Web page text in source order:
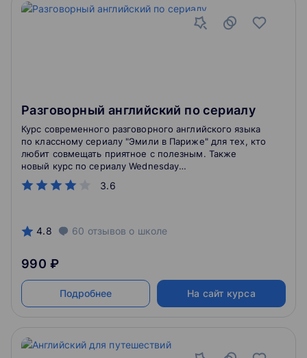
Разговорный английский по сериалу
3.6
Курс современного разговорного английского языка
по классному сериалу "Эмили в Париже" для тех, кто
любит совмещать приятное с полезным. Также
новый курс по сериалу Wednesday
https://stepik.org/177071
4.8 60 отзывов о школе
990 ₽
Подробнее На сайт курса